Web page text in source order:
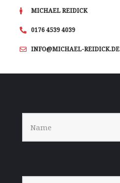
MICHAEL REIDICK
0176 4539 4039
INFO@MICHAEL-REIDICK.DE